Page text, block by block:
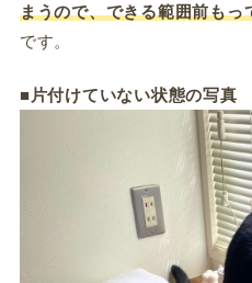
まうので、できる範囲前も
です。
■片付けていない状態の写真